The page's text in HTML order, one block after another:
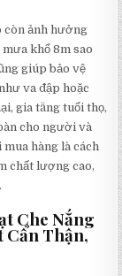
còn ảnh hưởng
khổ 8m sao
giúp bảo vệ
va đập hoặc
gia tăng tuổi thọ,
cho người và
hàng là cách
chất lượng cao,
Che Nắng
Cẩn Thận,